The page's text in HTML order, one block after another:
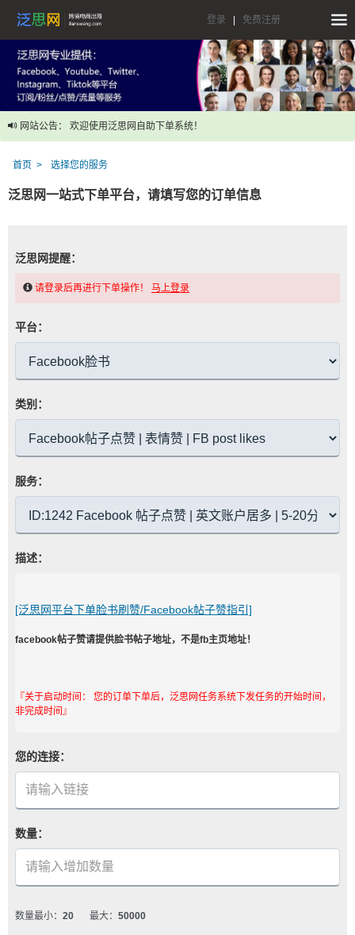
登录 免费注册
网站公告： 欢迎使用泛思网自助下单系统！
首页 选择您的服务
泛思网一站式下单平台，请填写您的订单信息
泛思网提醒：
请登录后再进行下单操作！ 马上登录
平台：
类别：
服务：
描述：
[泛思网平台下单脸书刷赞/Facebook帖子赞指引]
facebook帖子赞请提供脸书帖子地址，不是fb主页地址！
『关于启动时间： 您的订单下单后，泛思网任务系统下发任务的开始时间，
非完成时间』
您的连接：
数量：
数量最小： 20 最大： 50000